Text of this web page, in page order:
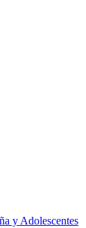
y Adolescentes